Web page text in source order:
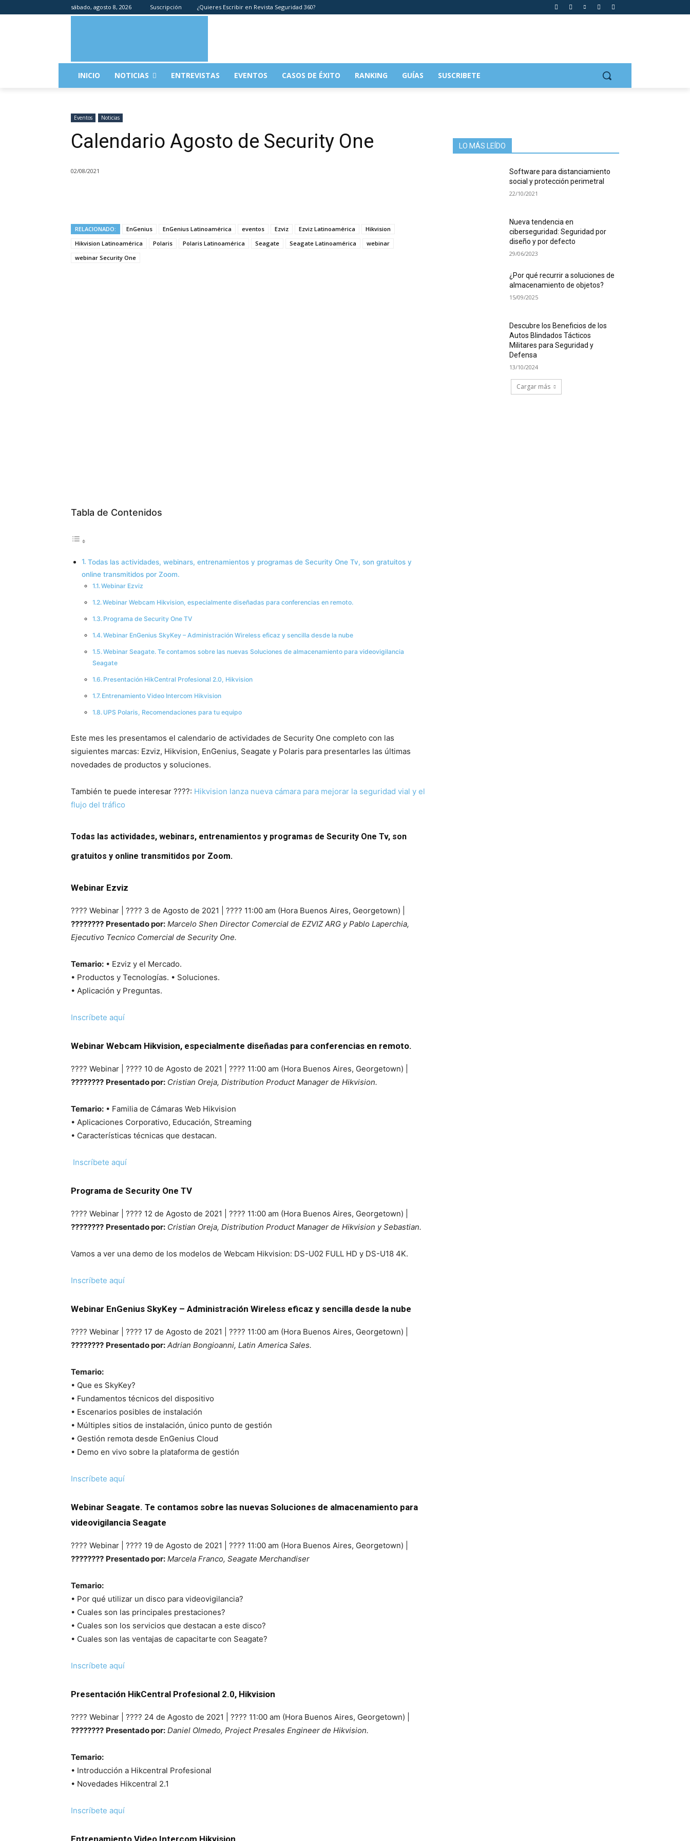
sábado, agosto 8, 2026 Suscripción ¿Quieres Escribir en Revista Seguridad 360?
INICIO NOTICIAS ENTREVISTAS EVENTOS CASOS DE ÉXITO RANKING GUÍAS SUSCRIBETE
Eventos Noticias
Calendario Agosto de Security One
02/08/2021
RELACIONADO: EnGenius EnGenius Latinoamérica eventos Ezviz Ezviz Latinoamérica
Hikvision
Hikvision Latinoamérica
Polaris Polaris Latinoamérica Seagate Seagate Latinoamérica
webinar
webinar Security One
Tabla de Contenidos
Todas las actividades, webinars, entrenamientos y programas de Security One Tv, son gratuitos y
online transmitidos por Zoom.
Webinar Ezviz
Webinar Webcam Hikvision, especialmente diseñadas para conferencias en remoto.
Programa de Security One TV
Webinar EnGenius SkyKey – Administración Wireless eficaz y sencilla desde la nube
Webinar Seagate. Te contamos sobre las nuevas Soluciones de almacenamiento para videovigilancia
Seagate
Presentación HikCentral Profesional 2.0, Hikvision
Entrenamiento Video Intercom Hikvision
UPS Polaris, Recomendaciones para tu equipo
Este mes les presentamos el calendario de actividades de Security One completo con las
siguientes marcas: Ezviz, Hikvision, EnGenius, Seagate y Polaris para presentarles las últimas
novedades de productos y soluciones.
También te puede interesar ????: Hikvision lanza nueva cámara para mejorar la seguridad vial y el
flujo del tráfico
Todas las actividades, webinars, entrenamientos y programas de Security One Tv, son
gratuitos y online transmitidos por Zoom.
Webinar Ezviz
????️ Webinar | ???? 3 de Agosto de 2021 | ???? 11:00 am (Hora Buenos Aires, Georgetown) |
???????? Presentado por: Marcelo Shen Director Comercial de EZVIZ ARG y Pablo Laperchia,
Ejecutivo Tecnico Comercial de Security One.
Temario: • Ezviz y el Mercado.
• Productos y Tecnologías. • Soluciones.
• Aplicación y Preguntas.
Inscríbete aquí
Webinar Webcam Hikvision, especialmente diseñadas para conferencias en remoto.
????️ Webinar | ???? 10 de Agosto de 2021 | ???? 11:00 am (Hora Buenos Aires, Georgetown) |
???????? Presentado por: Cristian Oreja, Distribution Product Manager de Hikvision.
Temario: • Familia de Cámaras Web Hikvision
• Aplicaciones Corporativo, Educación, Streaming
• Características técnicas que destacan.
Inscríbete aquí
Programa de Security One TV
????️ Webinar | ???? 12 de Agosto de 2021 | ???? 11:00 am (Hora Buenos Aires, Georgetown) |
???????? Presentado por: Cristian Oreja, Distribution Product Manager de Hikvision y Sebastian.
Vamos a ver una demo de los modelos de Webcam Hikvision: DS-U02 FULL HD y DS-U18 4K.
Inscríbete aquí
Webinar EnGenius SkyKey – Administración Wireless eficaz y sencilla desde la nube
????️ Webinar | ???? 17 de Agosto de 2021 | ???? 11:00 am (Hora Buenos Aires, Georgetown) |
???????? Presentado por: Adrian Bongioanni, Latin America Sales.
Temario:
• Que es SkyKey?
• Fundamentos técnicos del dispositivo
• Escenarios posibles de instalación
• Múltiples sitios de instalación, único punto de gestión
• Gestión remota desde EnGenius Cloud
• Demo en vivo sobre la plataforma de gestión
Inscríbete aquí
Webinar Seagate. Te contamos sobre las nuevas Soluciones de almacenamiento para
videovigilancia Seagate
????️ Webinar | ???? 19 de Agosto de 2021 | ???? 11:00 am (Hora Buenos Aires, Georgetown) |
???????? Presentado por: Marcela Franco, Seagate Merchandiser
Temario:
• Por qué utilizar un disco para videovigilancia?
• Cuales son las principales prestaciones?
• Cuales son los servicios que destacan a este disco?
• Cuales son las ventajas de capacitarte con Seagate?
Inscríbete aquí
Presentación HikCentral Profesional 2.0, Hikvision
????️ Webinar | ???? 24 de Agosto de 2021 | ???? 11:00 am (Hora Buenos Aires, Georgetown) |
???????? Presentado por: Daniel Olmedo, Project Presales Engineer de Hikvision.
Temario:
• Introducción a Hikcentral Profesional
• Novedades Hikcentral 2.1
Inscríbete aquí
LO MÁS LEÍDO
Software para distanciamiento
social y protección perimetral
22/10/2021
Nueva tendencia en
ciberseguridad: Seguridad por
diseño y por defecto
29/06/2023
¿Por qué recurrir a soluciones de
almacenamiento de objetos?
15/09/2025
Descubre los Beneficios de los
Autos Blindados Tácticos
Militares para Seguridad y
Defensa
13/10/2024
Cargar más